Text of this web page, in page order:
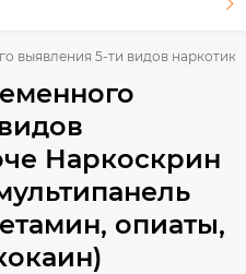
выявления 5-ти видов
Наркоскрин
опиаты,